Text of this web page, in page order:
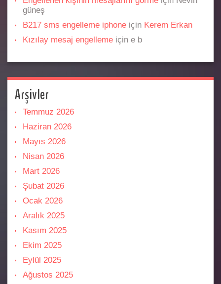
güneş
B217 sms engelleme iphone için Kerem Erkan
Kızılay mesaj engelleme için e b
Arşivler
Temmuz 2026
Haziran 2026
Mayıs 2026
Nisan 2026
Mart 2026
Şubat 2026
Ocak 2026
Aralık 2025
Kasım 2025
Ekim 2025
Eylül 2025
Ağustos 2025